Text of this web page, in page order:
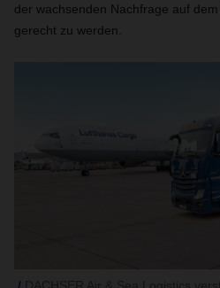
der wachsenden Nachfrage auf
gerecht zu werden.